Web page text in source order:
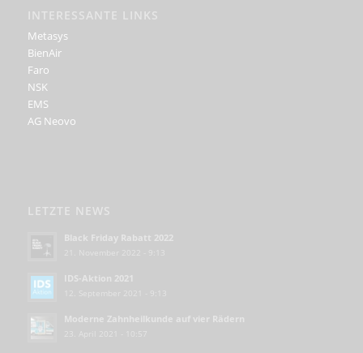
INTERESSANTE LINKS
Metasys
BienAir
Faro
NSK
EMS
AG Neovo
LETZTE NEWS
Black Friday Rabatt 2022
21. November 2022 - 9:13
IDS-Aktion 2021
Moderne Zahnheilkunde auf vier Rädern